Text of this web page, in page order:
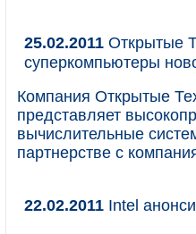
25.02.2011 Открытые
суперкомпьютеры
Компания Открытые
представляет
вычислительные
партнерстве с
22.02.2011 Intel